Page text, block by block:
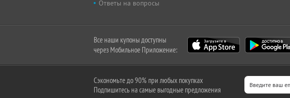
Ответы на вопросы
Все наши купоны доступны
через Мобильное Приложение:
Сэкономьте до 90% при любых покупках
Подпишитесь на самые выгодные предложения